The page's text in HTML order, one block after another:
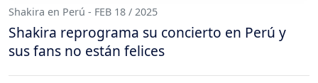
Shakira en Perú - FEB 18 / 2025
Shakira reprograma su concierto en Perú y
sus fans no están felices